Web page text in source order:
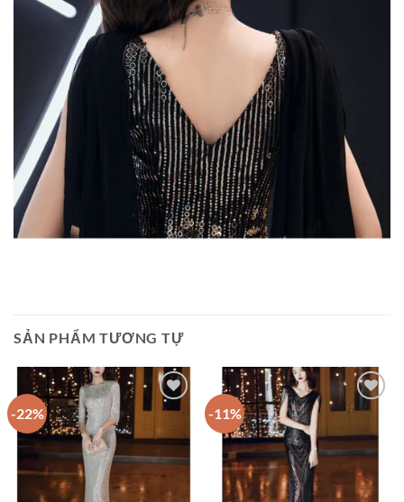
SẢN PHẨM TƯƠNG TỰ
-22%
Add to
wishlist
-11%
Add to
wishlist